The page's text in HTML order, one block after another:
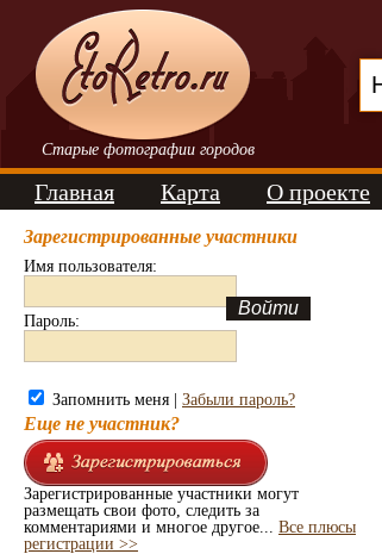
Старые фотографии городов
Главная Карта О проекте
Зарегистрированные участники
Имя пользователя:
Пароль:
Запомнить меня | Забыли пароль?
Еще не участник?
Зарегистрированные участники могут
размещать свои фото, следить за
комментариями и многое другое... Все плюсы
регистрации >>